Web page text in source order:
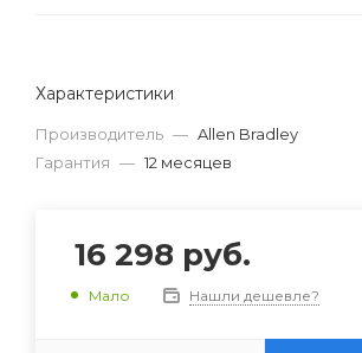
Характеристики
Производитель — Allen Bradley
Гарантия — 12 месяцев
16 298 руб.
Мало Нашли дешевле?